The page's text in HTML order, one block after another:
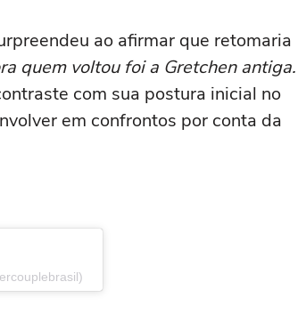
ao afirmar que retomaria
quem voltou foi a Gretchen antiga.
com sua postura inicial no
em confrontos por conta da